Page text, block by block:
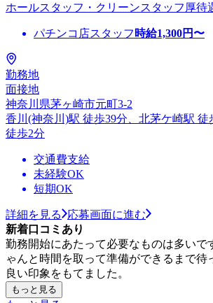
ホールスタッフ・クリーンスタッフ厚待
パチンコ店スタッフ 時給1,300円〜
勤務地
面接地
神奈川県茅ヶ崎市元町3-2
香川(神奈川)駅 徒歩39分、北茅ケ崎駅 徒
徒歩2分
交通費支給
未経験OK
短期OK
詳細を見る
応募画面に進む
新着口コミあり
勤務開始にあたって必要なものは多いで
ゃんと時間を取って準備ができるまで待
良い印象をもてました。
もっと見る